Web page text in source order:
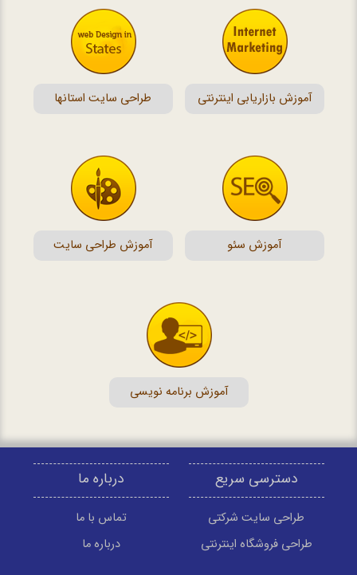
آموزش بازاریابی اینترنتی طراحی سایت استانها
آموزش سئو آموزش طراحی سایت
آموزش برنامه نویسی
دسترسی سریع
طراحی سایت شرکتی
طراحی فروشگاه اینترنتی
درباره ما
تماس با ما
درباره ما